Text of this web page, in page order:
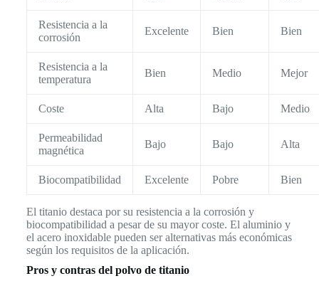
Resistencia a la
corrosión
Excelente Bien Bien
Resistencia a la
temperatura
Bien Medio Mejor
Coste Alta Bajo Medio
Permeabilidad
magnética
Bajo Bajo Alta
Biocompatibilidad Excelente Pobre Bien
El titanio destaca por su resistencia a la corrosión y
biocompatibilidad a pesar de su mayor coste. El aluminio y
el acero inoxidable pueden ser alternativas más económicas
según los requisitos de la aplicación.
Pros y contras del polvo de titanio